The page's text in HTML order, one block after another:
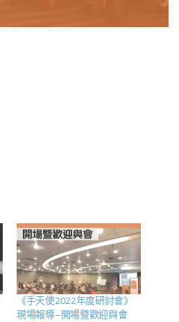
《手天使2022年度研討會》
現場報導–開場暨歡迎與會